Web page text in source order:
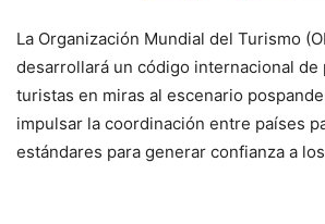
La Organización Mundial del Turismo
desarrollará un código internacional de
turistas en miras al escenario
impulsar la coordinación entre países
estándares para generar confianza a